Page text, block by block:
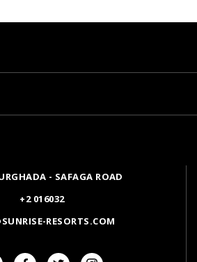
- SAFAGA ROAD
+2 016032
RESORTS.COM